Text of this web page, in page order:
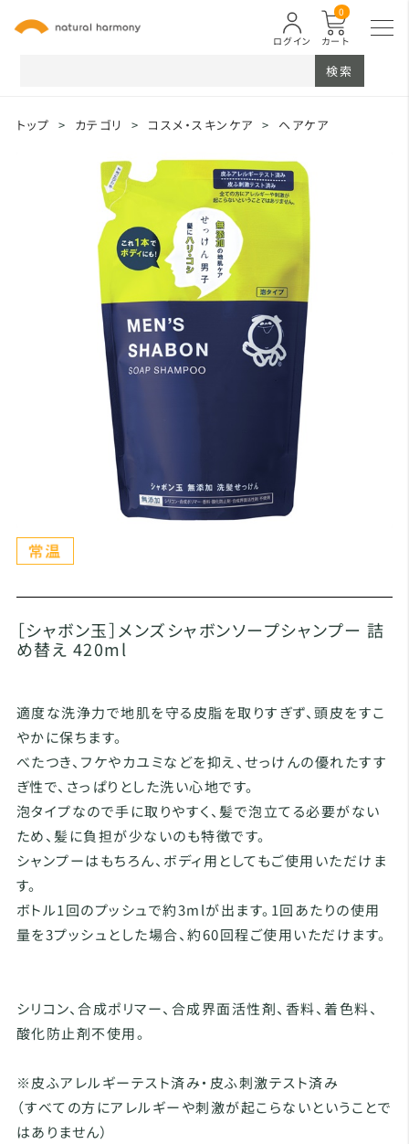
カート
0
ログイン
検索
トップ > カテゴリ > コスメ・スキンケア > ヘアケア
［シャボン玉］メンズシャボンソープシャンプー 詰
め替え 420ml
適度な洗浄力で地肌を守る皮脂を取りすぎず、頭皮をすこ
やかに保ちます。
べたつき、フケやカユミなどを抑え、せっけんの優れたすす
ぎ性で、さっぱりとした洗い心地です。
泡タイプなので手に取りやすく、髪で泡立てる必要がない
ため、髪に負担が少ないのも特徴です。
シャンプーはもちろん、ボディ用としてもご使用いただけま
す。
ボトル1回のプッシュで約3mlが出ます。1回あたりの使用
量を3プッシュとした場合、約60回程ご使用いただけます。
シリコン、合成ポリマー、合成界面活性剤、香料、着色料、
酸化防止剤不使用。
※皮ふアレルギーテスト済み・皮ふ刺激テスト済み
（すべての方にアレルギーや刺激が起こらないということで
はありません）